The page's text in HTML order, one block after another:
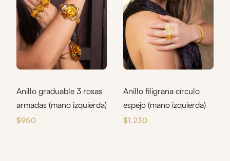
Anillo graduable 3 rosas
armadas (mano izquierda)
$950
Anillo filigrana círculo
espejo (mano izquierda)
$1,230